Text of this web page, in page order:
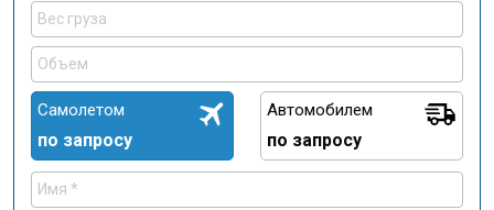
Самолетом
по запросу
Автомобилем
по запросу